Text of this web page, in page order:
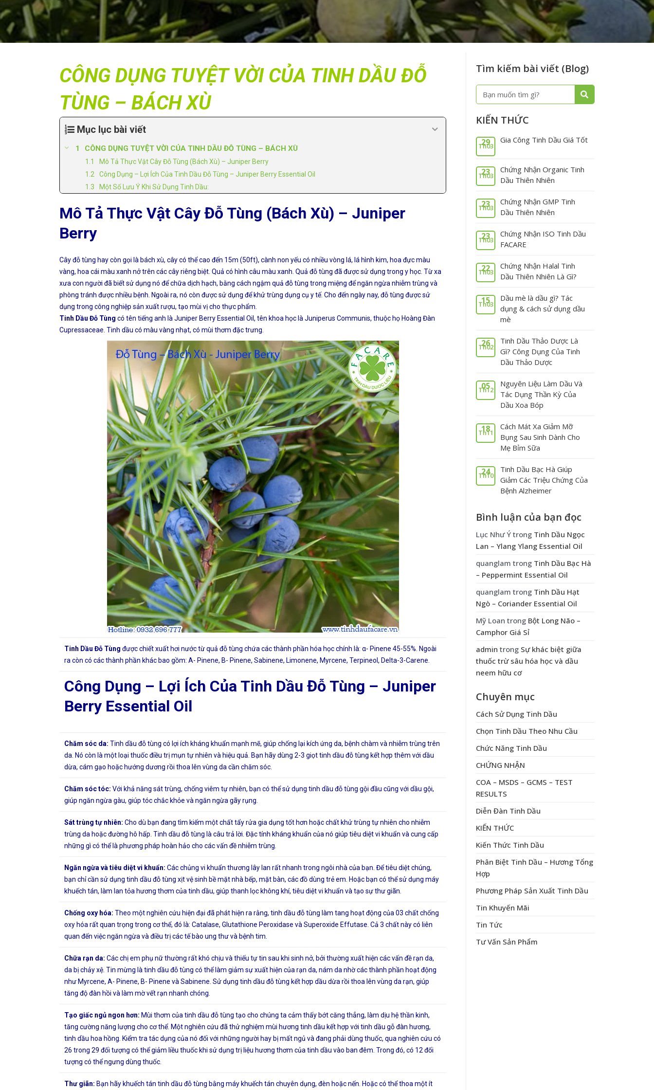
CÔNG DỤNG TUYỆT VỜI CỦA TINH DẦU ĐỖ
TÙNG – BÁCH XÙ
Mục lục bài viết
CÔNG DỤNG TUYỆT VỜI CỦA TINH DẦU ĐỖ TÙNG – BÁCH XÙ
Mô Tả Thực Vật Cây Đỗ Tùng (Bách Xù) – Juniper Berry
Công Dụng – Lợi Ích Của Tinh Dầu Đỗ Tùng – Juniper Berry Essential Oil
Một Số Lưu Ý Khi Sử Dụng Tinh Dầu:
Mô Tả Thực Vật Cây Đỗ Tùng (Bách Xù) – Juniper
Berry
Cây đỗ tùng hay còn gọi là bách xù, cây có thể cao đến 15m (50ft), cành non yếu có nhiều vòng lá, lá hình kim, hoa đực màu
vàng, hoa cái màu xanh nở trên các cây riêng biệt. Quả có hình câu màu xanh. Quả đỗ tùng đã được sử dụng trong y học. Từ xa
xưa con người đã biết sử dụng nó để chữa dịch hạch, bằng cách ngậm quả đỗ tùng trong miệng để ngăn ngừa nhiễm trùng và
phòng tránh được nhiều bệnh. Ngoài ra, nó còn được sử dụng để khử trùng dụng cụ y tế. Cho đến ngày nay, đỗ tùng được sử
dụng trong công nghiệp sản xuất rượu, tạo mùi vị cho thực phẩm.
Tinh Dầu Đỗ Tùng có tên tiếng anh là Juniper Berry Essential Oil, tên khoa học là Juniperus Communis, thuộc họ Hoàng Đàn
Cupressaceae. Tinh dầu có màu vàng nhạt, có mùi thơm đặc trưng.
Tinh Dầu Đỗ Tùng được chiết xuất hơi nước từ quả đỗ tùng chứa các thành phần hóa học chính là: α- Pinene 45-55%. Ngoài
ra còn có các thành phần khác bao gồm: A- Pinene, B- Pinene, Sabinene, Limonene, Myrcene, Terpineol, Delta-3-Carene.
Công Dụng – Lợi Ích Của Tinh Dầu Đỗ Tùng – Juniper
Berry Essential Oil
Chăm sóc da: Tinh dầu đỗ tùng có lợi ích kháng khuẩn mạnh mẽ, giúp chống lại kích ứng da, bệnh chàm và nhiễm trùng trên
da. Nó còn là một loại thuốc điều trị mụn tự nhiên và hiệu quả. Bạn hãy dùng 2-3 giọt tinh dầu đỗ tùng kết hợp thêm với dầu
dừa, cám gạo hoặc hướng dương rồi thoa lên vùng da cần chăm sóc.
Chăm sóc tóc: Với khả năng sát trùng, chống viêm tự nhiên, bạn có thể sử dụng tinh dầu đỗ tùng gội đầu cũng với dầu gội,
giúp ngăn ngừa gàu, giúp tóc chắc khỏe và ngăn ngừa gãy rụng.
Sát trùng tự nhiên: Cho dù bạn đang tìm kiếm một chất tẩy rửa gia dụng tốt hơn hoặc chất khử trùng tự nhiên cho nhiễm
trùng da hoặc đường hô hấp. Tinh dầu đỗ tùng là câu trả lời. Đặc tính kháng khuẩn của nó giúp tiêu diệt vi khuẩn và cung cấp
những gì có thể là phương pháp hoàn hảo cho các vấn đề nhiễm trùng.
Ngăn ngừa và tiêu diệt vi khuẩn: Các chủng vi khuẩn thương lây lan rất nhanh trong ngôi nhà của bạn. Để tiêu diệt chúng,
bạn chỉ cần sử dụng tinh dầu đỗ tùng xịt vệ sinh bề mặt nhà bếp, mặt bàn, các đồ dùng trẻ em. Hoặc bạn có thể sử dụng máy
khuếch tán, làm lan tỏa hương thơm của tinh dầu, giúp thanh lọc không khí, tiêu diệt vi khuẩn và tạo sự thư giãn.
Chống oxy hóa: Theo một nghiên cứu hiện đại đã phát hiện ra rằng, tinh dầu đỗ tùng làm tang hoạt động của 03 chất chống
oxy hóa rất quan trọng trong cơ thể, đó là: Catalase, Glutathione Peroxidase và Superoxide Effutase. Cả 3 chất này có liên
quan đến việc ngăn ngừa và điều trị các tế bào ung thư và bệnh tim.
Chữa rạn da: Các chị em phụ nữ thường rất khó chịu và thiếu tự tin sau khi sinh nở, bởi thường xuất hiện các vấn đề rạn da,
da bị chảy xệ. Tin mừng là tinh dầu đỗ tùng có thể làm giảm sự xuất hiện của rạn da, nám da nhờ các thành phần hoạt động
như Myrcene, A- Pinene, B- Pinene và Sabinene. Sử dụng tinh dầu đỗ tùng kết hợp dầu dừa rồi thoa lên vùng da rạn, giúp
tăng độ đàn hồi và làm mờ vết rạn nhanh chóng.
Tạo giấc ngủ ngon hơn: Mùi thơm của tinh dầu đỗ tùng tạo cho chúng ta cảm thấy bớt căng thẳng, làm dịu hệ thần kinh,
tăng cường năng lượng cho cơ thể. Một nghiên cứu đã thử nghiệm mùi hương tinh dầu kết hợp với tinh dầu gỗ đàn hương,
tinh dầu hoa hồng. Kiểm tra tác dụng của nó đối với những người hay bị mất ngủ và đang phải dùng thuốc, qua nghiên cứu có
26 trong 29 đối tượng có thể giảm liều thuốc khi sử dụng trị liệu hương thơm của tinh dầu vào ban đêm. Trong đó, có 12 đối
tượng có thể ngưng dùng thuốc.
Thư giãn: Bạn hãy khuếch tán tinh dầu đỗ tùng bằng máy khuếch tán chuyên dụng, đèn hoặc nến. Hoặc có thể thoa một ít
Tìm kiếm bài viết (Blog)
Tìm
kiếm
Tìm
kiếm
KIẾN THỨC
29
Th03
Gia Công Tinh Dầu Giá Tốt
23
Th03
Chứng Nhận Organic Tinh
Dầu Thiên Nhiên
23
Th03
Chứng Nhận GMP Tinh
Dầu Thiên Nhiên
23
Th03
Chứng Nhận ISO Tinh Dầu
FACARE
22
Th03
Chứng Nhận Halal Tinh
Dầu Thiên Nhiên Là Gì?
15
Th03
Dầu mè là dầu gì? Tác
dụng & cách sử dụng dầu
mè
26
Th02
Tinh Dầu Thảo Dược Là
Gì? Công Dụng Của Tinh
Dầu Thảo Dược
05
Th12
Nguyên Liệu Làm Dầu Và
Tác Dụng Thần Kỳ Của
Dầu Xoa Bóp
18
Th11
Cách Mát Xa Giảm Mỡ
Bụng Sau Sinh Dành Cho
Mẹ Bỉm Sữa
24
Th10
Tinh Dầu Bạc Hà Giúp
Giảm Các Triệu Chứng Của
Bệnh Alzheimer
Bình luận của bạn đọc
Lục Như Ý trong Tinh Dầu Ngọc
Lan – Ylang Ylang Essential Oil
quanglam trong Tinh Dầu Bạc Hà
– Peppermint Essential Oil
quanglam trong Tinh Dầu Hạt
Ngò – Coriander Essential Oil
Mỹ Loan trong Bột Long Não –
Camphor Giá Sỉ
admin trong Sự khác biệt giữa
thuốc trừ sâu hóa học và dầu
neem hữu cơ
Chuyên mục
Cách Sử Dụng Tinh Dầu
Chọn Tinh Dầu Theo Nhu Cầu
Chức Năng Tinh Dầu
CHỨNG NHẬN
COA – MSDS – GCMS – TEST
RESULTS
Diễn Đàn Tinh Dầu
KIẾN THỨC
Kiến Thức Tinh Dầu
Phân Biệt Tinh Dầu – Hương Tổng
Hợp
Phương Pháp Sản Xuất Tinh Dầu
Tin Khuyến Mãi
Tin Tức
Tư Vấn Sản Phẩm